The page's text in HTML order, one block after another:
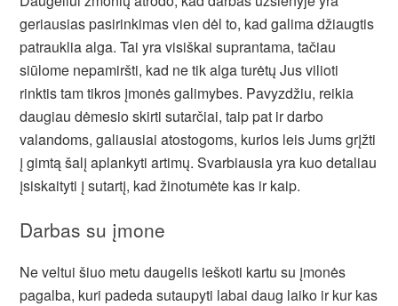
geriausias pasirinkimas vien dėl to, kad galima džiaugtis
patrauklia alga. Tai yra visiškai suprantama, tačiau
siūlome nepamiršti, kad ne tik alga turėtų Jus vilioti
rinktis tam tikros įmonės galimybes. Pavyzdžiu, reikia
daugiau dėmesio skirti sutarčiai, taip pat ir darbo
valandoms, galiausiai atostogoms, kurios leis Jums grįžti
į gimtą šalį aplankyti artimų. Svarbiausia yra kuo detaliau
įsiskaityti į sutartį, kad žinotumėte kas ir kaip.
Darbas su įmone
Ne veltui šiuo metu daugelis ieškoti kartu su įmonės
pagalba, kuri padeda sutaupyti labai daug laiko ir kur kas